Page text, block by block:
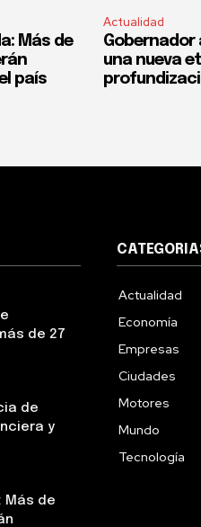
Más de
país
Actualidad
Gobernador
una nueva
de 27
de
y
Más de
Actualidad
Economía
Empresas
Ciudades
Motores
Mundo
Tecnología